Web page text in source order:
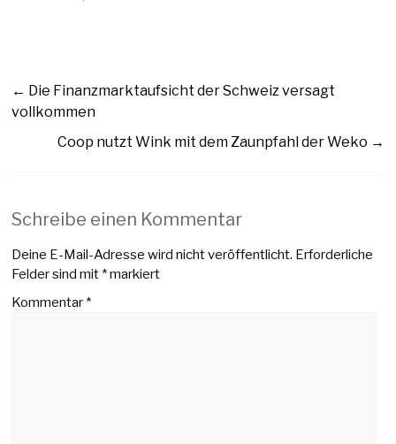
← Die Finanzmarktaufsicht der Schweiz versagt
vollkommen
Coop nutzt Wink mit dem Zaunpfahl der Weko →
Schreibe einen Kommentar
Deine E-Mail-Adresse wird nicht veröffentlicht. Erforderliche
Felder sind mit*markiert
Kommentar*